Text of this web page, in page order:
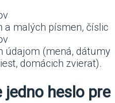
a malých písmen, číslic
údajom (mená, dátumy
domácich zvierat).
heslo pre